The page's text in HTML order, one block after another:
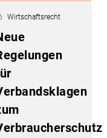
Wirtschaftsrecht